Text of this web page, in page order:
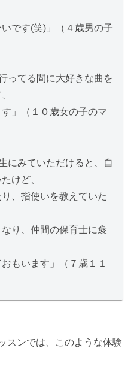
です(笑)」（４歳男の子
ってる間に大好きな曲を
」（１０歳女の子のマ
にみていただけると、自
けど、
、指使いを教えていた
り、仲間の保育士に褒
もいます」（７歳１１
スンでは、このような体験